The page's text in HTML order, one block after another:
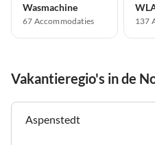
Wasmachine
67 Accommodaties 137
Vakantieregio's in de
Aspenstedt